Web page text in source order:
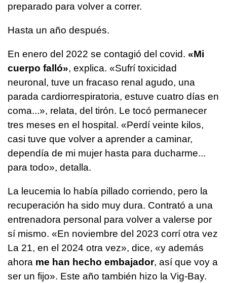
preparado para volver a correr.
Hasta un año después.
En enero del 2022 se contagió del covid. «Mi
cuerpo falló», explica. «Sufrí toxicidad
neuronal, tuve un fracaso renal agudo, una
parada cardiorrespiratoria, estuve cuatro días en
coma...», relata, del tirón. Le tocó permanecer
tres meses en el hospital. «Perdí veinte kilos,
casi tuve que volver a aprender a caminar,
dependía de mi mujer hasta para ducharme...
para todo», detalla.
La leucemia lo había pillado corriendo, pero la
recuperación ha sido muy dura. Contrató a una
entrenadora personal para volver a valerse por
sí mismo. «En noviembre del 2023 corrí otra vez
La 21, en el 2024 otra vez», dice, «y además
ahora me han hecho embajador, así que voy a
ser un fijo». Este año también hizo la Vig-Bay.